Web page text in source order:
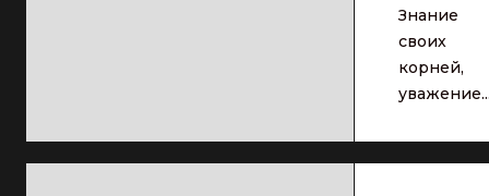
Знание
своих
корней,